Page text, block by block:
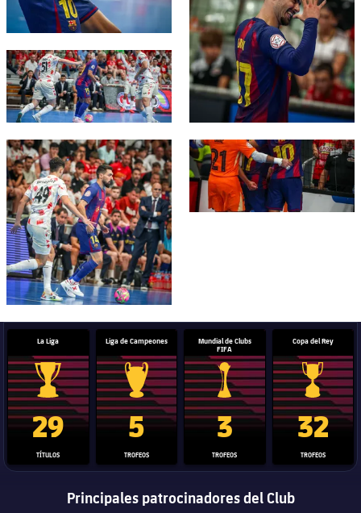
FC Barcelona club badge
FC Barcelona club badge FC Barcelona club badge
La Liga
Trofeo de La Liga
29
TÍTULOS
Liga de Campeones
Trofeo de la Liga de Campeones
5
TROFEOS
Mundial de Clubs
FIFA
Trofeo del Mundial de
3
TROFEOS
Copa del Rey
Copa del
32
TROFEOS
Principales patrocinadores del Club